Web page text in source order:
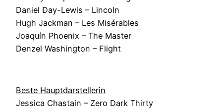
Daniel Day-Lewis – Lincoln
Hugh Jackman – Les Misérables
Joaquín Phoenix – The Master
Denzel Washington – Flight
Beste Hauptdarstellerin
Jessica Chastain – Zero Dark Thirty